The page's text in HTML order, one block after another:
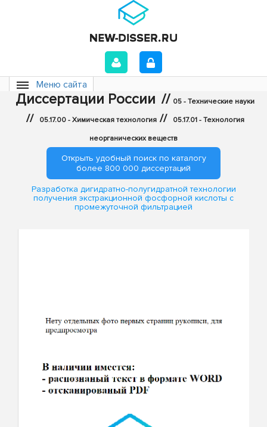
Меню сайта
Диссертации России // 05 - Технические науки
// 05.17.00 - Химическая технология // 05.17.01 - Технология
неорганических веществ
Открыть удобный поиск по каталогу
более 800 000 диссертаций
Разработка дигидратно-полугидратной технологии
получения экстракционной фосфорной кислоты с
промежуточной фильтрацией